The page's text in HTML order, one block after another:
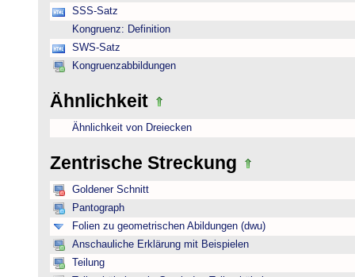
SSS-Satz
Kongruenz: Definition
SWS-Satz
Kongruenzabbildungen
Ähnlichkeit
Ähnlichkeit von Dreiecken
Zentrische Streckung
Goldener Schnitt
Pantograph
Folien zu geometrischen Abildungen (dwu)
Anschauliche Erklärung mit Beispielen
Teilung